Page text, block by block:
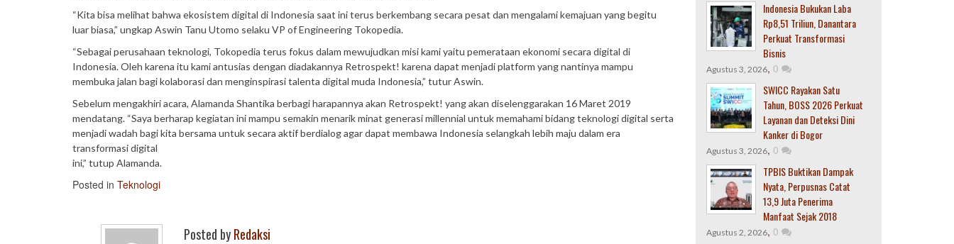
“Kita bisa melihat bahwa ekosistem digital di Indonesia saat ini terus berkembang secara pesat dan mengalami kemajuan yang begitu
luar biasa,” ungkap Aswin Tanu Utomo selaku VP of Engineering Tokopedia.
“Sebagai perusahaan teknologi, Tokopedia terus fokus dalam mewujudkan misi kami yaitu pemerataan ekonomi secara digital di
Indonesia. Oleh karena itu kami antusias dengan diadakannya Retrospekt! karena dapat menjadi platform yang nantinya mampu
membuka jalan bagi kolaborasi dan menginspirasi talenta digital muda Indonesia,” tutur Aswin.
Sebelum mengakhiri acara, Alamanda Shantika berbagi harapannya akan Retrospekt! yang akan diselenggarakan 16 Maret 2019
mendatang. “Saya berharap kegiatan ini mampu semakin menarik minat generasi millennial untuk memahami bidang teknologi digital serta
menjadi wadah bagi kita bersama untuk secara aktif berdialog agar dapat membawa Indonesia selangkah lebih maju dalam era
transformasi digital
ini,” tutup Alamanda.
Posted in Teknologi
Posted byRedaksi
Indonesia Bukukan Laba
Rp8,51 Triliun, Danantara
Perkuat Transformasi
Bisnis
Agustus 3, 2026, 0
SWICC Rayakan Satu
Tahun, BOSS 2026 Perkuat
Layanan dan Deteksi Dini
Kanker di Bogor
Agustus 3, 2026, 0
TPBIS Buktikan Dampak
Nyata, Perpusnas Catat
13,9 Juta Penerima
Manfaat Sejak 2018
Agustus 2, 2026, 0